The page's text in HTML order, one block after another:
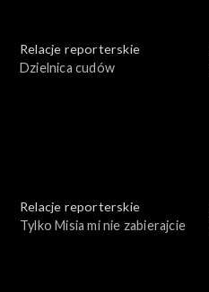
Relacje reporterskie
Dzielnica cudów
Relacje reporterskie
Tylko Misia mi nie zabierajcie